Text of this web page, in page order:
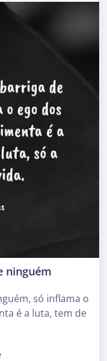
ninguém
só inflama o
é a luta, tem de